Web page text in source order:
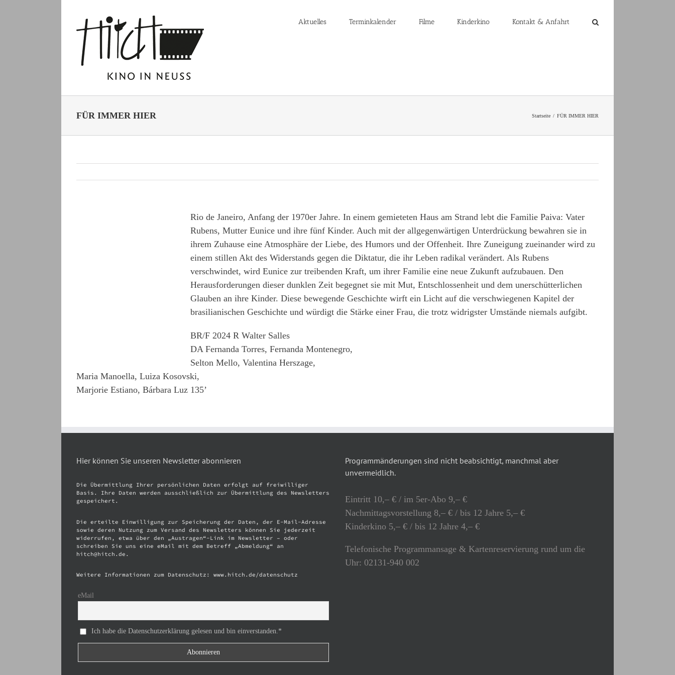
Aktuelles Terminkalender Filme Kinderkino Kontakt & Anfahrt
FÜR IMMER HIER Startseite FÜR IMMER HIER
Rio de Janeiro, Anfang der 1970er Jahre. In einem gemieteten Haus am Strand lebt die Familie Paiva: Vater
Rubens, Mutter Eunice und ihre fünf Kinder. Auch mit der allgegenwärtigen Unterdrückung bewahren sie in
ihrem Zuhause eine Atmosphäre der Liebe, des Humors und der Offenheit. Ihre Zuneigung zueinander wird zu
einem stillen Akt des Widerstands gegen die Diktatur, die ihr Leben radikal verändert. Als Rubens
verschwindet, wird Eunice zur treibenden Kraft, um ihrer Familie eine neue Zukunft aufzubauen. Den
Herausforderungen dieser dunklen Zeit begegnet sie mit Mut, Entschlossenheit und dem unerschütterlichen
Glauben an ihre Kinder. Diese bewegende Geschichte wirft ein Licht auf die verschwiegenen Kapitel der
brasilianischen Geschichte und würdigt die Stärke einer Frau, die trotz widrigster Umstände niemals aufgibt.
BR/F 2024 R Walter Salles
DA Fernanda Torres, Fernanda Montenegro,
Selton Mello, Valentina Herszage,
Maria Manoella, Luiza Kosovski,
Marjorie Estiano, Bárbara Luz 135’
Hier können Sie unseren Newsletter abonnieren
Die Übermittlung Ihrer persönlichen Daten erfolgt auf freiwilliger
Basis. Ihre Daten werden ausschließlich zur Übermittlung des Newsletters
gespeichert.
Die erteilte Einwilligung zur Speicherung der Daten, der E-Mail-Adresse
sowie deren Nutzung zum Versand des Newsletters können Sie jederzeit
widerrufen, etwa über den „Austragen“-Link im Newsletter – oder
schreiben Sie uns eine eMail mit dem Betreff „Abmeldung“ an
hitch@hitch.de.
Weitere Informationen zum Datenschutz: www.hitch.de/datenschutz
eMail
Ich habe die Datenschutzerklärung gelesen und bin einverstanden.*
Programmänderungen sind nicht beabsichtigt, manchmal aber
unvermeidlich.
Eintritt 10,– € / im 5er-Abo 9,– €
Nachmittagsvorstellung 8,– € / bis 12 Jahre 5,– €
Kinderkino 5,– € / bis 12 Jahre 4,– €
Telefonische Programmansage & Kartenreservierung rund um die
Uhr: 02131-940 002